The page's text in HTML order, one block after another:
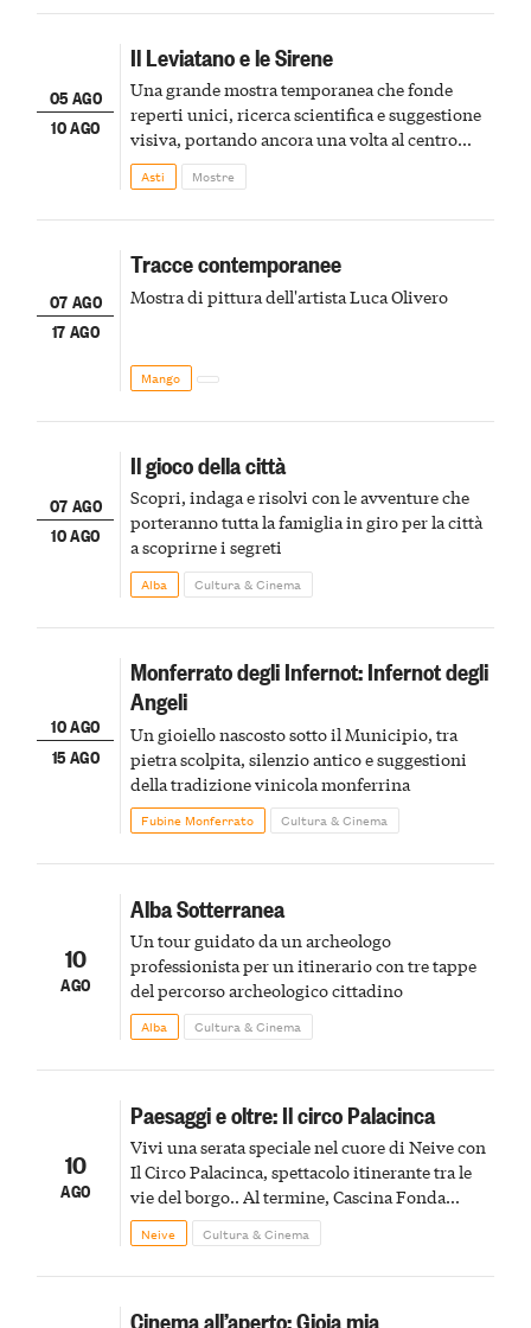
05 AGO
10 AGO
Il Leviatano e le Sirene
Una grande mostra temporanea che fonde
reperti unici, ricerca scientifica e suggestione
visiva, portando ancora una volta al centro
della scena le meraviglie del passato astigiano
Asti Mostre
07 AGO
17 AGO
Tracce contemporanee
Mostra di pittura dell'artista Luca Olivero
Mango
07 AGO
10 AGO
Il gioco della città
Scopri, indaga e risolvi con le avventure che
porteranno tutta la famiglia in giro per la città
a scoprirne i segreti
Alba Cultura & Cinema
10 AGO
15 AGO
Monferrato degli Infernot: Infernot degli
Angeli
Un gioiello nascosto sotto il Municipio, tra
pietra scolpita, silenzio antico e suggestioni
della tradizione vinicola monferrina
Fubine Monferrato Cultura & Cinema
10
AGO
Alba Sotterranea
Un tour guidato da un archeologo
professionista per un itinerario con tre tappe
del percorso archeologico cittadino
Alba Cultura & Cinema
10
AGO
Paesaggi e oltre: Il circo Palacinca
Vivi una serata speciale nel cuore di Neive con
Il Circo Palacinca, spettacolo itinerante tra le
vie del borgo.. Al termine, Cascina Fonda
Winery offrirà una degustazione di due
spumanti.
Neive Cultura & Cinema
Cinema all’aperto: Gioia mia